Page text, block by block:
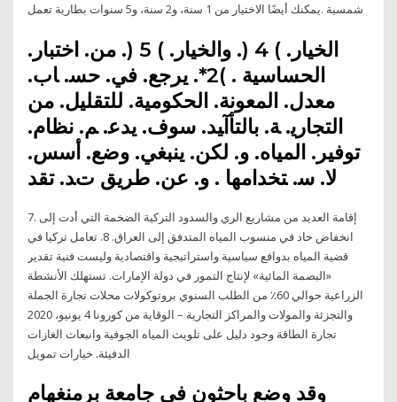
شمسية .يمكنك أيضًا الاختيار من 1 سنة، و2 سنة، و5 سنوات بطارية تعمل
اﻟﺨﻴﺎر. ) 4 (. واﻟﺨﻴﺎر. ) 5 (. ﻣﻦ. اﺧﺘﺒﺎر.
اﻟﺤﺴﺎﺳﻴﺔ . )2*. ﻳﺮﺟﻊ. ﻓﻲ. ﺣﺴ. ﺎب.
ﻣﻌﺪل. اﻟﻤﻌﻮﻧﺔ. اﻟﺤﻜﻮﻣﻴﺔ. ﻟﻠﺘﻘﻠﻴﻞ. ﻣﻦ
اﻟﺘﺠﺎرﻳ. ﺔ. ﺑﺎﻟﺘﺄآﻴﺪ. ﺳﻮف. ﻳﺪﻋ. ﻢ. ﻧﻈﺎم.
ﺗﻮﻓﻴﺮ. اﻟﻤﻴﺎﻩ. و. ﻟﻜﻦ. ﻳﻨﺒﻐﻲ. وﺿﻊ. أﺳﺲ.
ﻻ. ﺳ. ﺘﺨﺪاﻣﻬﺎ . و. ﻋﻦ. ﻃﺮﻳﻖ تﺪ. ﺗﻘﺪ
7. إقامة العديد من مشاريع الري والسدود التركية الضخمة التي أدت إلى
انخفاض حاد في منسوب المياه المتدفق إلى العراق. 8. تعامل تركيا في
قضية المياه بدوافع سياسية واستراتيجية واقتصادية وليست فنية تقدير
«البصمة المائية» لإنتاج التمور في دولة الإمارات. تستهلك الأنشطة
الزراعية حوالي 60٪ من الطلب السنوي بروتوكولات محلات تجارة الجملة
والتجزئة والمولات والمراكز التجارية – الوقاية من كورونا 4 يونيو، 2020
تجارة الطاقة وجود دليل على تلويث المياه الجوفية وانبعاث الغازات
الدفيئة. خيارات تمويل
وقد وضع باحثون في جامعة برمنغهام